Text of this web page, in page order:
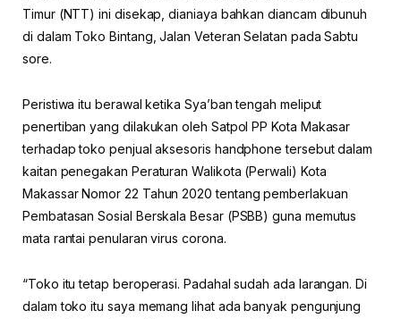
Timur (NTT) ini disekap, dianiaya bahkan diancam dibunuh
di dalam Toko Bintang, Jalan Veteran Selatan pada Sabtu
sore.
Peristiwa itu berawal ketika Sya’ban tengah meliput
penertiban yang dilakukan oleh Satpol PP Kota Makasar
terhadap toko penjual aksesoris handphone tersebut dalam
kaitan penegakan Peraturan Walikota (Perwali) Kota
Makassar Nomor 22 Tahun 2020 tentang pemberlakuan
Pembatasan Sosial Berskala Besar (PSBB) guna memutus
mata rantai penularan virus corona.
“Toko itu tetap beroperasi. Padahal sudah ada larangan. Di
dalam toko itu saya memang lihat ada banyak pengunjung